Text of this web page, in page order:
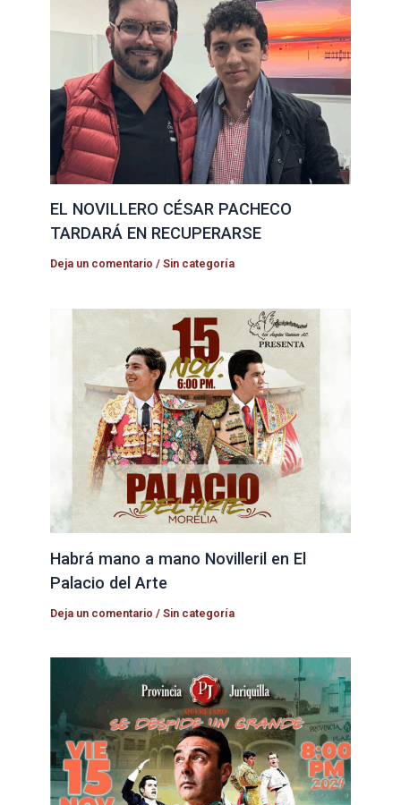
EL NOVILLERO CÉSAR PACHECO
TARDARÁ EN RECUPERARSE
Deja un comentario /Sin categoría
Habrá mano a mano Novilleril en El
Palacio del Arte
Deja un comentario /Sin categoría